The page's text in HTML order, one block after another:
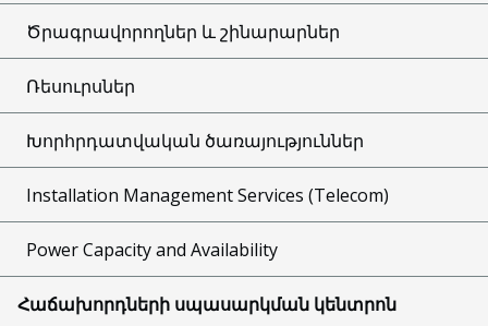
Ծրագրավորողներ և շինարարներ
Ռեսուրսներ
Խորհրդատվական ծառայություններ
Installation Management Services (Telecom)
Power Capacity and Availability
Հաճախորդների սպասարկման կենտրոն